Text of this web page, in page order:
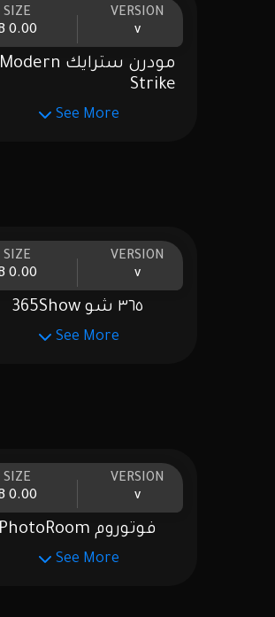
VERSION
v
SIZE
0.00 B
مودرن سترايك Modern
Strike
See More
VERSION
v
SIZE
0.00 B
٣٦٥ شو 365Show
See More
VERSION
v
SIZE
0.00 B
فوتوروم PhotoRoom
See More